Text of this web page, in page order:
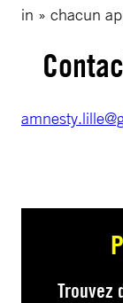
in » chacun
Trouvez